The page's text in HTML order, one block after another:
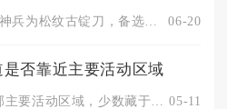
许褚在少年三国志2中首选神兵为松纹古锭刀，备选青龙偃月刀与雌... 06-20
否靠近主要活动区域
05-11